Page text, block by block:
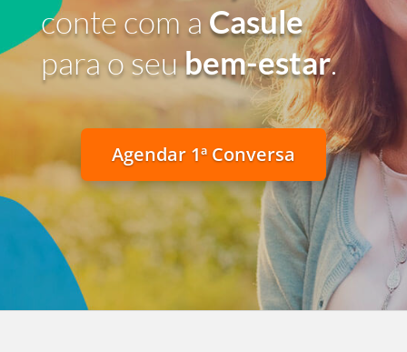
conte com a Casule
para o seubem-estar.
Agendar 1ª Conversa